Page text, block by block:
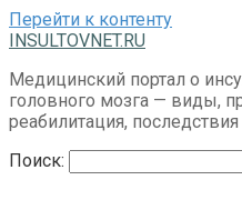
Перейти к контенту
INSULTOVNET.RU
Медицинский портал о
головного мозга — виды,
реабилитация, последствия
Поиск: